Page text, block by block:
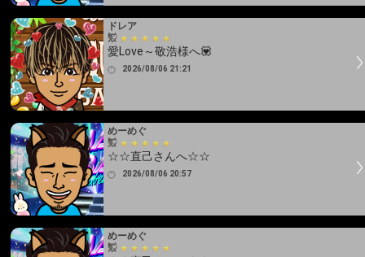
ドレア
愛Love～敬浩様へ💟
2026/08/06 21:21
めーめぐ
☆☆直己さんへ☆☆
2026/08/06 20:57
めーめぐ